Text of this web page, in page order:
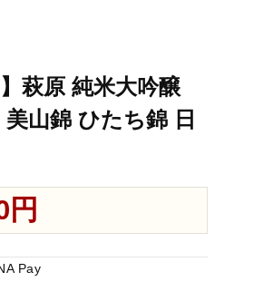
萩原 純米大吟醸
山錦 ひたち錦 日
円
Pay